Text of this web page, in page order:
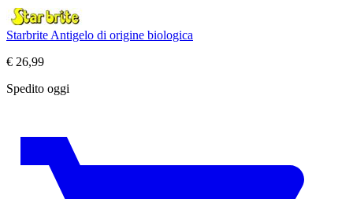
Starbrite Antigelo di origine biologica
€ 26,99
Spedito oggi